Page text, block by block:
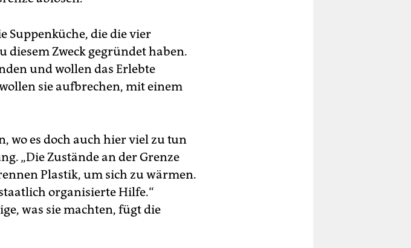
Suppenküche, die die vier
diesem Zweck gegründet haben.
und wollen das Erlebte
sie aufbrechen, mit einem
wo es doch auch hier viel zu tun
„Die Zustände an der Grenze
Plastik, um sich zu wärmen.
organisierte Hilfe.“
was sie machten, fügt die